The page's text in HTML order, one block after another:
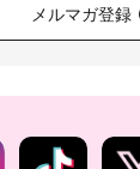
メルマガ登録